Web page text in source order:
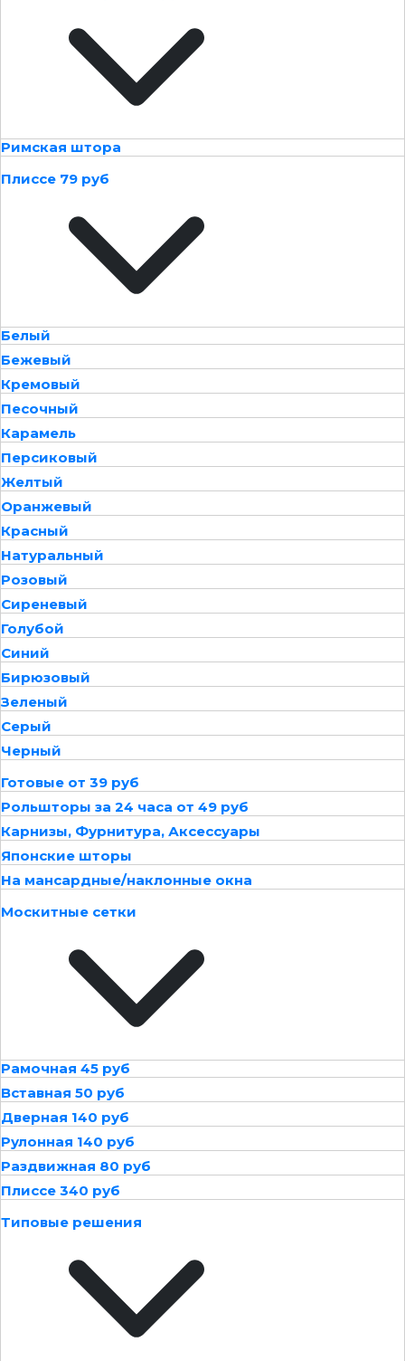
Римская штора
Плиссе 79 руб
Белый
Бежевый
Кремовый
Песочный
Карамель
Персиковый
Желтый
Оранжевый
Красный
Натуральный
Розовый
Сиреневый
Голубой
Синий
Бирюзовый
Зеленый
Серый
Черный
Готовые от 39 руб
Рольшторы за 24 часа от 49 руб
Карнизы, Фурнитура, Аксессуары
Японские шторы
На мансардные/наклонные окна
Москитные сетки
Рамочная 45 руб
Вставная 50 руб
Дверная 140 руб
Рулонная 140 руб
Раздвижная 80 руб
Плиссе 340 руб
Типовые решения